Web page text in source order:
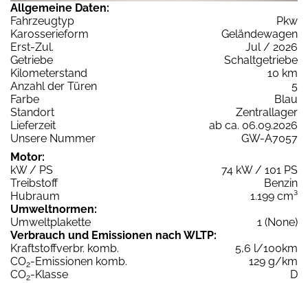
Allgemeine Daten:
Fahrzeugtyp
Pkw
Karosserieform
Geländewagen
Erst-Zul.
Jul / 2026
Getriebe
Schaltgetriebe
Kilometerstand
10 km
Anzahl der Türen
5
Farbe
Blau
Standort
Zentrallager
Lieferzeit
ab ca. 06.09.2026
Unsere Nummer
GW-A7057
Motor:
kW / PS
74 kW / 101 PS
Treibstoff
Benzin
Hubraum
1.199 cm³
Umweltnormen:
Umweltplakette
1 (None)
Verbrauch und Emissionen nach WLTP:
Kraftstoffverbr. komb.
5,6 l/100km
CO2-Emissionen komb.
129 g/km
CO2-Klasse
D